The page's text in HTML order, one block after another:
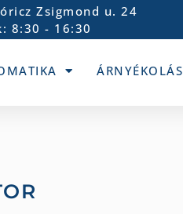
Zsigmond u. 24
8:30 - 16:30